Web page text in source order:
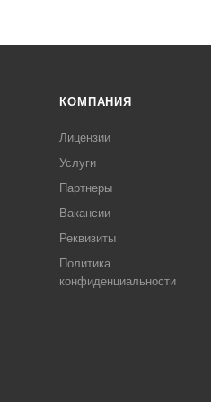
КОМПАНИЯ
Лицензии
Услуги
Партнеры
Вакансии
Реквизиты
Политика
конфиденциальности